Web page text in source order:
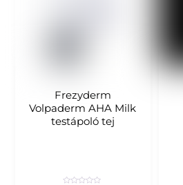
Frezyderm
Volpaderm AHA Milk
testápoló tej